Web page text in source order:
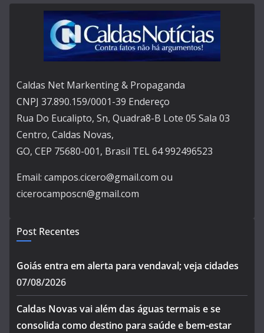
Caldas Net Markenting & Propaganda
CNPJ 37.890.159/0001-39 Endereço
Rua Do Eucalipto, Sn, Quadra8-B Lote 05 Sala 03
Centro, Caldas Novas,
GO, CEP 75680-001, Brasil TEL 64 992496523
Email: campos.cicero@gmail.com ou
cicerocamposcn@gmail.com
Post Recentes
Goiás entra em alerta para vendaval; veja cidades
07/08/2026
Caldas Novas vai além das águas termais e se
consolida como destino para saúde e bem-estar